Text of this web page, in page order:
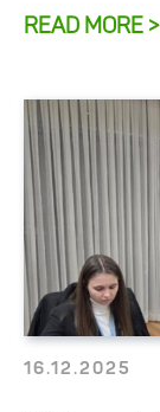
READ MORE >
16.12.2025